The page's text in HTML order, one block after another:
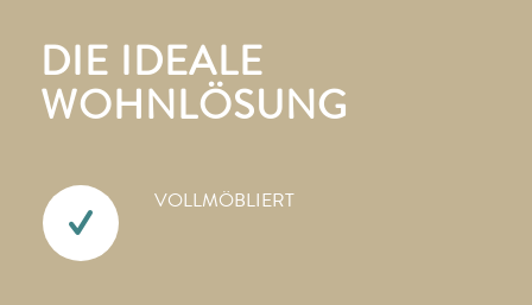
DIE IDEALE
WOHNLÖSUNG
VOLLMÖBLIERT